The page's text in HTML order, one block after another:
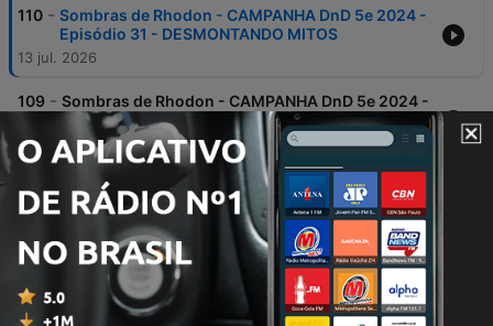
110 - Sombras de Rhodon - CAMPANHA DnD 5e 2024 -
Episódio 31 - DESMONTANDO MITOS
13 jul. 2026
109 - Sombras de Rhodon - CAMPANHA DnD 5e 2024 -
Episódio 30 - ENTERRO DOS OSSOS
23 jun. 2026
108 -
Sombras de Rhodon - CAMPANHA DnD 5e 2024 -
Episódio 29 - ELOS MORTAIS
-
Sombras de Rhodon - CAMPANHA DnD 5e 2024 -
Episódio 28 - NAS SOMBRAS DA CONSPIRAÇÃO
26 maio 2026